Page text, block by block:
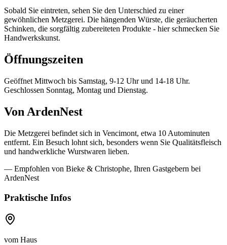
Sobald Sie eintreten, sehen Sie den Unterschied zu einer
gewöhnlichen Metzgerei. Die hängenden Würste, die geräucherten
Schinken, die sorgfältig zubereiteten Produkte - hier schmecken Sie
Handwerkskunst.
Öffnungszeiten
Geöffnet Mittwoch bis Samstag, 9-12 Uhr und 14-18 Uhr.
Geschlossen Sonntag, Montag und Dienstag.
Von ArdenNest
Die Metzgerei befindet sich in Vencimont, etwa 10 Autominuten
entfernt. Ein Besuch lohnt sich, besonders wenn Sie Qualitätsfleisch
und handwerkliche Wurstwaren lieben.
— Empfohlen von Bieke & Christophe, Ihren Gastgebern bei
ArdenNest
Praktische Infos
vom Haus